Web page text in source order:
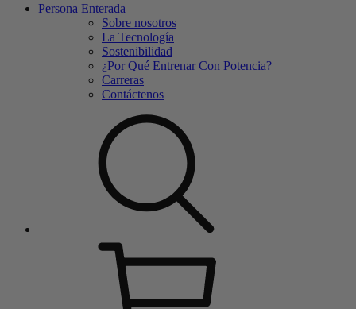
Persona Enterada
Sobre nosotros
La Tecnología
Sostenibilidad
¿Por Qué Entrenar Con Potencia?
Carreras
Contáctenos